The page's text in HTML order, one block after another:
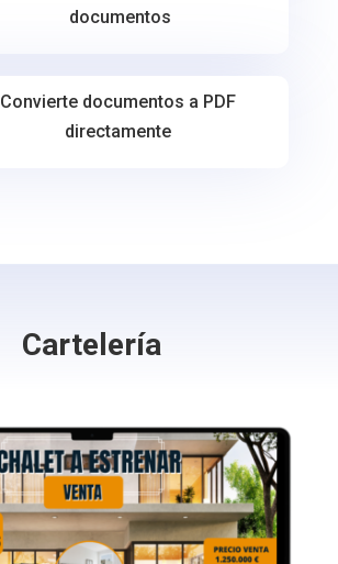
documentos
Convierte documentos a PDF
directamente
Cartelería